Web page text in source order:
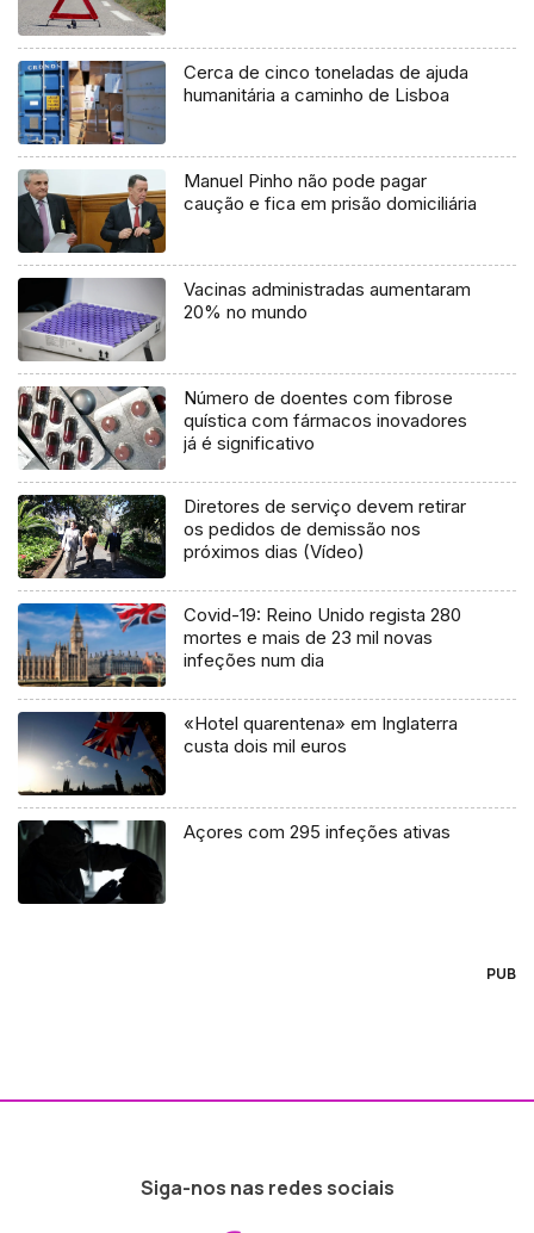
Cerca de cinco toneladas de ajuda
humanitária a caminho de Lisboa
Manuel Pinho não pode pagar
caução e fica em prisão domiciliária
Vacinas administradas aumentaram
20% no mundo
Número de doentes com fibrose
quística com fármacos inovadores
já é significativo
Diretores de serviço devem retirar
os pedidos de demissão nos
próximos dias (Vídeo)
Covid-19: Reino Unido regista 280
mortes e mais de 23 mil novas
infeções num dia
«Hotel quarentena» em Inglaterra
custa dois mil euros
Açores com 295 infeções ativas
PUB
Siga-nos nas redes sociais